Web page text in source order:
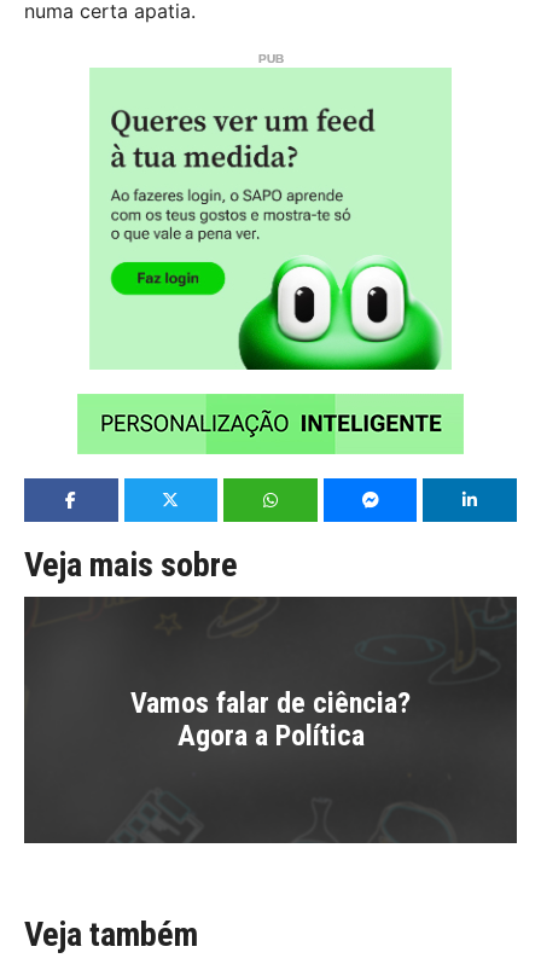
numa certa apatia.
Veja mais sobre
Vamos falar de ciência?
Agora a Política
Veja também